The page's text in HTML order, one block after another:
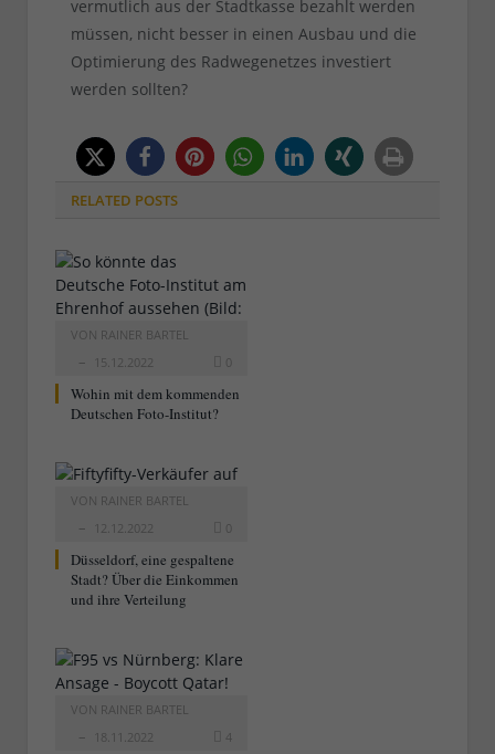
vermutlich aus der Stadtkasse bezahlt werden
müssen, nicht besser in einen Ausbau und die
Optimierung des Radwegenetzes investiert
werden sollten?
RELATED POSTS
VON RAINER BARTEL
15.12.2022
0
Wohin mit dem kommenden
Deutschen Foto-Institut?
VON RAINER BARTEL
12.12.2022
0
Düsseldorf, eine gespaltene
Stadt? Über die Einkommen
und ihre Verteilung
VON RAINER BARTEL
18.11.2022
4